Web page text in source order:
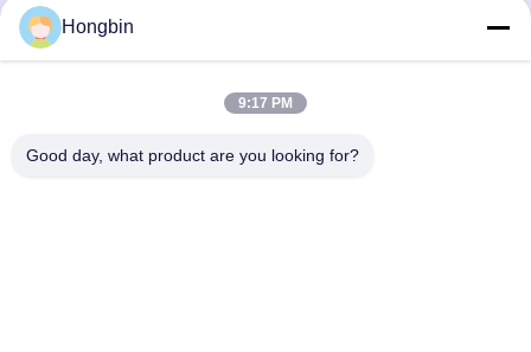
Hongbin
9:17 PM
Good day, what product are you looking for?